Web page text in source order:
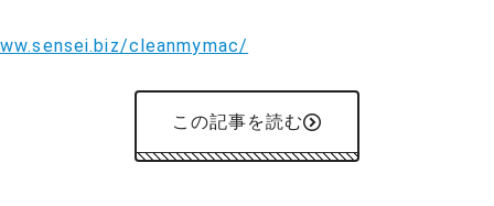
cleanmymac/
この記事を読む